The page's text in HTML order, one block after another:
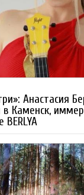
Анастасия
Каменск,